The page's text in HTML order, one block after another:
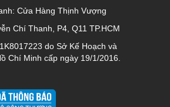
Cửa Hàng Thịnh Vượng
Chí Thanh, P4, Q11 TP.HCM
do Sở Kế Hoạch và
Chí Minh cấp ngày 19/1/2016.